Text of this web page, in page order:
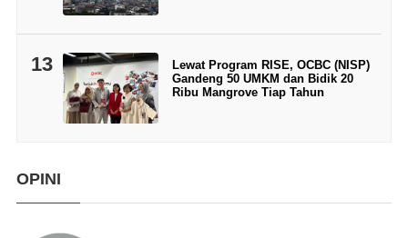
13
Lewat Program RISE, OCBC (NISP)
Gandeng 50 UMKM dan Bidik 20
Ribu Mangrove Tiap Tahun
OPINI